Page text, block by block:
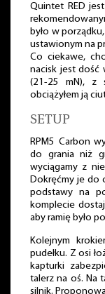
Quintet RED
było w
ustawionym na
Co ciekawe,
nacisk jest dość
(21-25 mN), z
obciążyłem ją
SETUP
RPM5 Carbon
do grania niż
wyciągamy z
Dokręćmy je do
podstawy na
komplecie
aby ramię było
Kolejnym
pudełku. Z osi
kapturki
talerz na oś. Na
silnik.